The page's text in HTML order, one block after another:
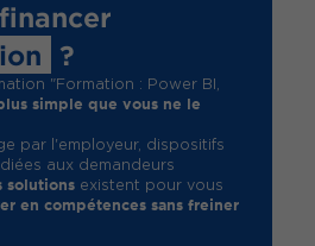
?
"Formation : Power BI,
simple que vous ne le
par l'employeur, dispositifs
aux demandeurs
solutionsexistent pour vous
en compétences sans freiner